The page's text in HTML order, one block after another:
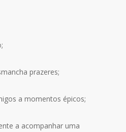
prazeres;
a momentos épicos;
a acompanhar uma